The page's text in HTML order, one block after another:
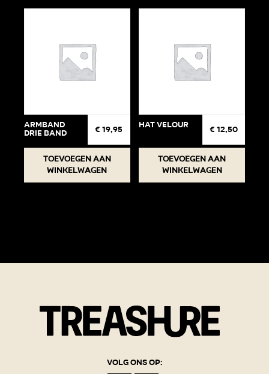
Armband
drie band € 19,95
Toevoegen aan
winkelwagen
Hat Velour € 12,50
Toevoegen aan
winkelwagen
Volg ons op: